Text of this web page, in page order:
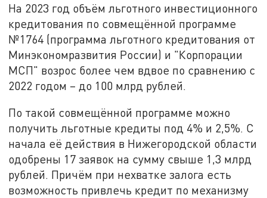
На 2023 год объём льготного инвестиционного
кредитования по совмещённой программе
№1764 (программа льготного кредитования от
Минэкономразвития России) и "Корпорации
МСП" возрос более чем вдвое по сравнению с
2022 годом – до 100 млрд рублей.
По такой совмещённой программе можно
получить льготные кредиты под 4% и 2,5%. С
начала её действия в Нижегородской области
одобрены 17 заявок на сумму свыше 1,3 млрд
рублей. Причём при нехватке залога есть
возможность привлечь кредит по механизму